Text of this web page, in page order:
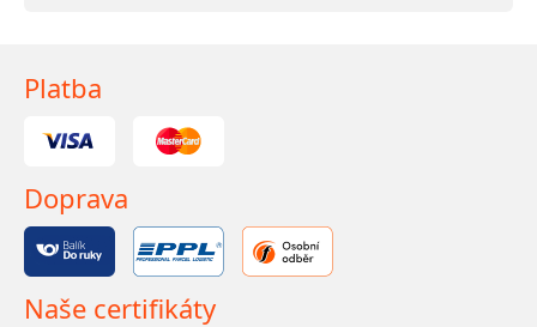
Platba
Doprava
Naše certifikáty